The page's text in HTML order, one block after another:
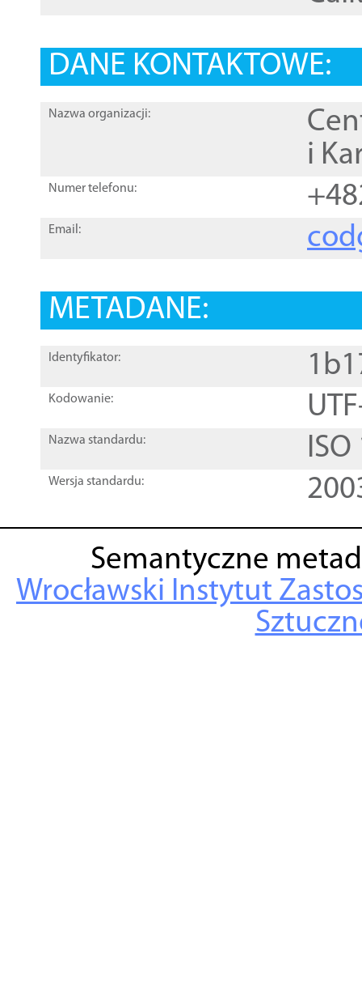
DANE KONTAKTOWE:
Nazwa organizacji:
i
Numer telefonu:
Email:
METADANE:
Identyfikator:
Kodowanie:
Nazwa standardu:
Wersja standardu:
Semantyczne
Wrocławski Instytut